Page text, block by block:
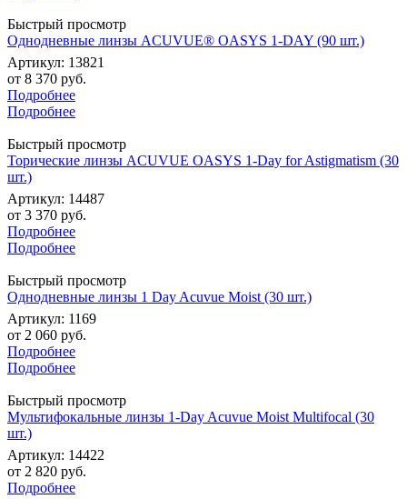
Быстрый просмотр
Однодневные линзы ACUVUE® OASYS 1-DAY (90 шт.)
Артикул: 13821
от 8 370 руб.
Подробнее
Подробнее
Быстрый просмотр
Торические линзы ACUVUE OASYS 1-Day for Astigmatism (30
шт.)
Артикул: 14487
от 3 370 руб.
Подробнее
Подробнее
Быстрый просмотр
Однодневные линзы 1 Day Acuvue Moist (30 шт.)
Артикул: 1169
от 2 060 руб.
Подробнее
Подробнее
Быстрый просмотр
Мультифокальные линзы 1-Day Acuvue Moist Multifocal (30
шт.)
Артикул: 14422
от 2 820 руб.
Подробнее